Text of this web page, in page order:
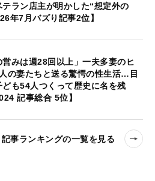
テラン店主が明かした“想定外の
年7月バズり記事2位】
営みは週28回以上」一夫多妻のヒ
の妻たちと送る驚愕の性生活…目
ども54人つくって歴史に名を残
記事総合 5位】
記事ランキングの一覧を見る